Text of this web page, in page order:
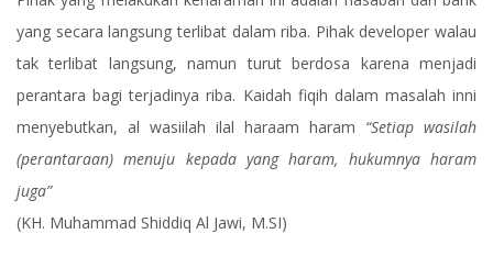
yang secara langsung terlibat dalam riba. Pihak developer walau
tak terlibat langsung, namun turut berdosa karena menjadi
perantara bagi terjadinya riba. Kaidah fiqih dalam masalah inni
menyebutkan, al wasiilah ilal haraam haram “Setiap wasilah
(perantaraan) menuju kepada yang haram, hukumnya haram
juga”
(KH. Muhammad Shiddiq Al Jawi, M.SI)